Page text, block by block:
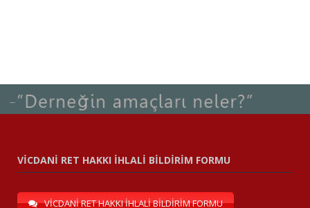
VİCDANİ RET HAKKI İHLALİ BİLDİRİM FORMU
VİCDANİ RET HAKKI İHLALİ BİLDİRİM FORMU